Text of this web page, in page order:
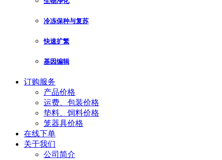
冷冻保种与复苏
快速扩繁
基因编辑
订购服务
产品价格
运费、包装价格
垫料、饲料价格
笼器具价格
在线下单
关于我们
公司简介